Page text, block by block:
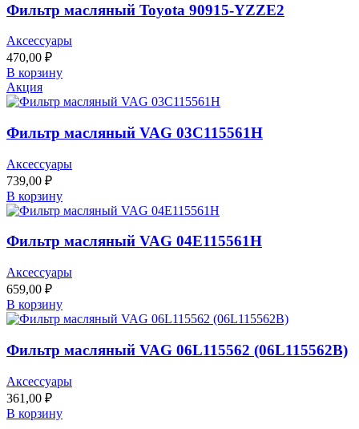
Фильтр масляный Toyota 90915-YZZE2
Аксессуары
470,00 ₽
В корзину
Акция
Фильтр масляный VAG 03C115561H
Аксессуары
739,00 ₽
В корзину
Фильтр масляный VAG 04E115561H
Аксессуары
659,00 ₽
В корзину
Фильтр масляный VAG 06L115562 (06L115562B)
Аксессуары
361,00 ₽
В корзину